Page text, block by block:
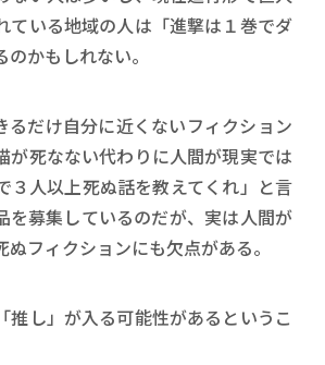
ている地域の人は「進撃は１巻でダ
かもしれない。
るだけ自分に近くないフィクション
が死なない代わりに人間が現実では
３人以上死ぬ話を教えてくれ」と言
を募集しているのだが、実は人間が
ぬフィクションにも欠点がある。
推し」が入る可能性があるというこ